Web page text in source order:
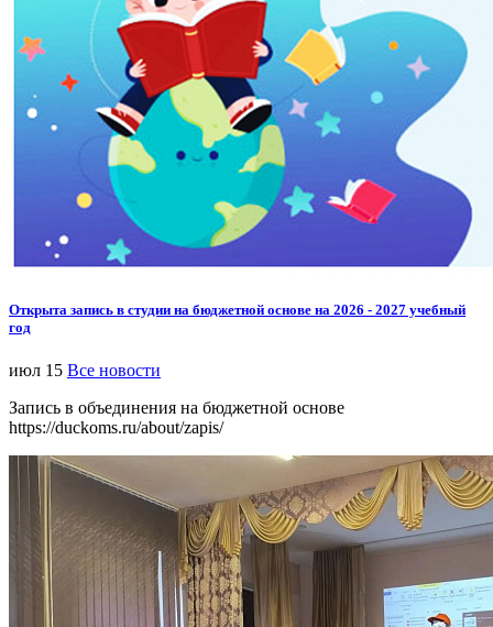
Открыта запись в студии на бюджетной основе на 2026 - 2027 учебный
год
июл 15 Все новости
Запись в объединения на бюджетной основе
https://duckoms.ru/about/zapis/